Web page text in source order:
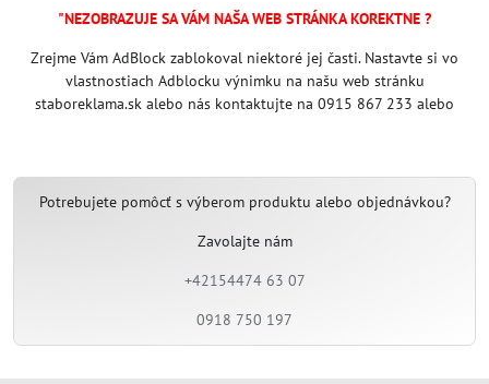
"NEZOBRAZUJE SA VÁM NAŠA WEB STRÁNKA KOREKTNE ?
Zrejme Vám AdBlock zablokoval niektoré jej časti. Nastavte si vo
vlastnostiach Adblocku výnimku na našu web stránku
staboreklama.sk alebo nás kontaktujte na 0915 867 233 alebo
Potrebujete pomôcť s výberom produktu alebo objednávkou?
Zavolajte nám
+42154474 63 07
0918 750 197